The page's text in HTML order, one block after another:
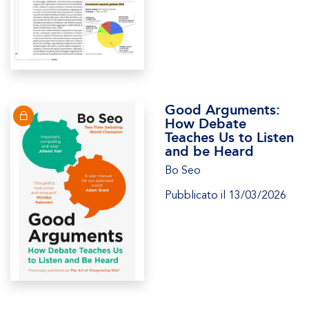
Good Arguments:
How Debate
Teaches Us to Listen
and be Heard
Bo Seo
Pubblicato il 13/03/2026